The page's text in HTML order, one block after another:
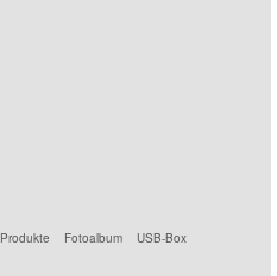
Produkte Fotoalbum
USB-Box